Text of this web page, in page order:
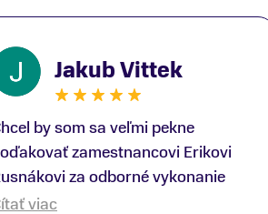
Jakub Vittek
by som sa veľmi pekne
zamestnancovi Erikovi
za odborné vykonanie
fittingu. Je to super človek na
viac